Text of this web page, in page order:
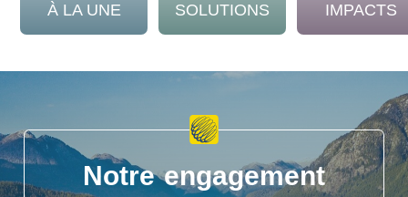
À LA UNE SOLUTIONS IMPACTS
Notre engagement